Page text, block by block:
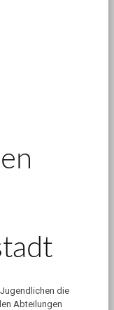
die
Abteilungen